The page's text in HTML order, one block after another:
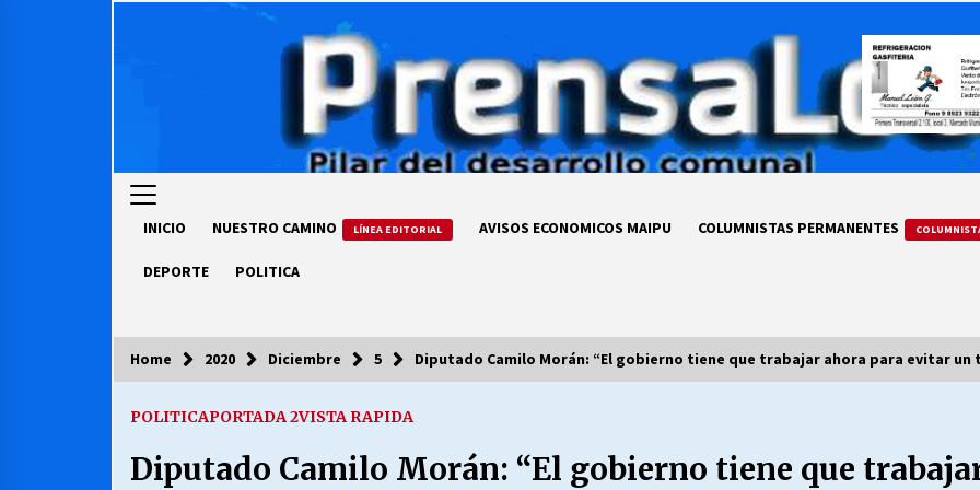
INICIO NUESTRO CAMINO LÍNEA EDITORIAL AVISOS ECONOMICOS MAIPU COLUMNISTAS PERMANENTES
DEPORTE POLITICA
COLUMNISTA
luz… ¿Y cuándo van a bajar?
03/08/2026
69 AÑOS DE HISTORIA
28/07/2026
Home 2020 Diciembre 5 Diputado Camilo Morán: “El gobierno tiene que trabajar ahora para evitar un
POLITICAPORTADA 2VISTA RAPIDA
Diputado Camilo Morán: “El gobierno tiene que